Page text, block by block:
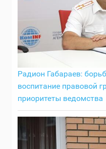
Радион Габараев:
воспитание правовой
приоритеты ведомства